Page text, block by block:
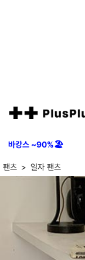
바캉스 ~90%🏖️
팬츠 일자 팬츠